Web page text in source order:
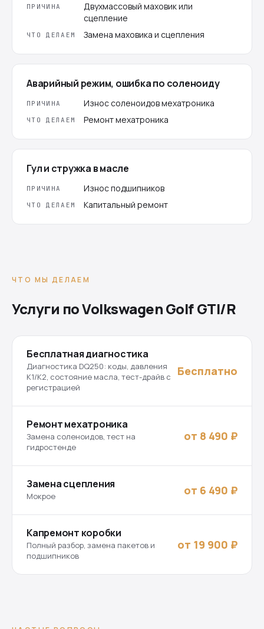
ПРИЧИНА
Двухмассовый маховик или
сцепление
ЧТО ДЕЛАЕМ Замена маховика и сцепления
Аварийный режим, ошибка по соленоиду
ПРИЧИНА Износ соленоидов мехатроника
ЧТО ДЕЛАЕМ Ремонт мехатроника
Гул и стружка в масле
ПРИЧИНА Износ подшипников
ЧТО ДЕЛАЕМ Капитальный ремонт
ЧТО МЫ ДЕЛАЕМ
Услуги по Volkswagen Golf GTI/R
Бесплатная диагностика
Диагностика DQ250: коды, давления
K1/K2, состояние масла, тест-драйв с
регистрацией
Бесплатно
Ремонт мехатроника
Замена соленоидов, тест на
гидростенде
от 8 490 ₽
Замена сцепления
Мокрое от 6 490 ₽
Капремонт коробки
Полный разбор, замена пакетов и
подшипников
от 19 900 ₽